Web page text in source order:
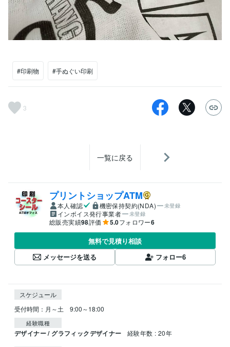
#印刷物 #手ぬぐい印刷
3
一覧に戻る
プリントショップATM
本人確認 機密保持契約(NDA) 未登録
インボイス発行事業者 未登録
総販売実績98評価 5.0フォロワー6
無料で見積り相談
メッセージを送る
フォロー6
スケジュール
受付時間：月～土　9:00～18:00
経験職種
デザイナー / グラフィックデザイナー 経験年数 : 20年